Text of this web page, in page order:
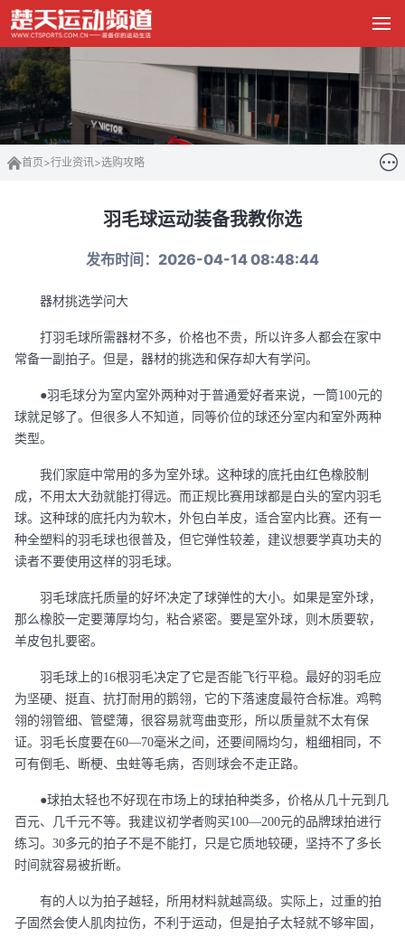
首页>行业资讯>选购攻略
羽毛球运动装备我教你选
发布时间：2026-04-14 08:48:44
器材挑选学问大
打羽毛球所需器材不多，价格也不贵，所以许多人都会在家中
常备一副拍子。但是，器材的挑选和保存却大有学问。
●羽毛球分为室内室外两种对于普通爱好者来说，一筒100元的
球就足够了。但很多人不知道，同等价位的球还分室内和室外两种
类型。
我们家庭中常用的多为室外球。这种球的底托由红色橡胶制
成，不用太大劲就能打得远。而正规比赛用球都是白头的室内羽毛
球。这种球的底托内为软木，外包白羊皮，适合室内比赛。还有一
种全塑料的羽毛球也很普及，但它弹性较差，建议想要学真功夫的
读者不要使用这样的羽毛球。
羽毛球底托质量的好坏决定了球弹性的大小。如果是室外球，
那么橡胶一定要薄厚均匀，粘合紧密。要是室外球，则木质要软，
羊皮包扎要密。
羽毛球上的16根羽毛决定了它是否能飞行平稳。最好的羽毛应
为坚硬、挺直、抗打耐用的鹅翎，它的下落速度最符合标准。鸡鸭
翎的翎管细、管壁薄，很容易就弯曲变形，所以质量就不太有保
证。羽毛长度要在60—70毫米之间，还要间隔均匀，粗细相同，不
可有倒毛、断梗、虫蛀等毛病，否则球会不走正路。
●球拍太轻也不好现在市场上的球拍种类多，价格从几十元到几
百元、几千元不等。我建议初学者购买100—200元的品牌球拍进行
练习。30多元的拍子不是不能打，只是它质地较硬，坚持不了多长
时间就容易被折断。
有的人以为拍子越轻，所用材料就越高级。实际上，过重的拍
子固然会使人肌肉拉伤，不利于运动，但是拍子太轻就不够牢固，